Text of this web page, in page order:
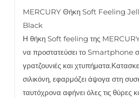
MERCURY Θήκη Soft Feeling
Black
Η θήκη Soft feeling της
να προστατεύσει το Smartphone
γρατζουνιές και
σιλικόνη, εφαρμόζει άψογα στη
ταυτόχρονα αφήνει όλες τις θύρες